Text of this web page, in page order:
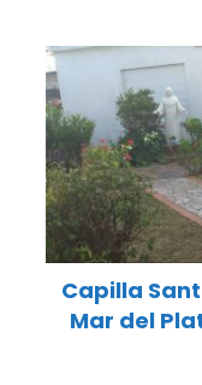
Capilla
Mar del